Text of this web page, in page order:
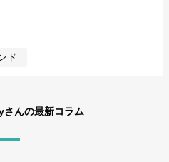
ド
んの最新コラム